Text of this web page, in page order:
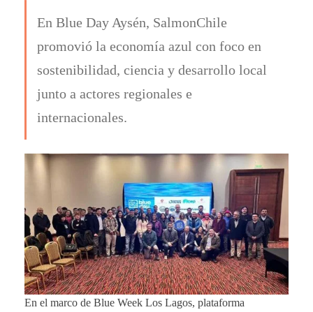
En Blue Day Aysén, SalmonChile
promovió la economía azul con foco en
sostenibilidad, ciencia y desarrollo local
junto a actores regionales e
internacionales.
En el marco de Blue Week Los Lagos, plataforma